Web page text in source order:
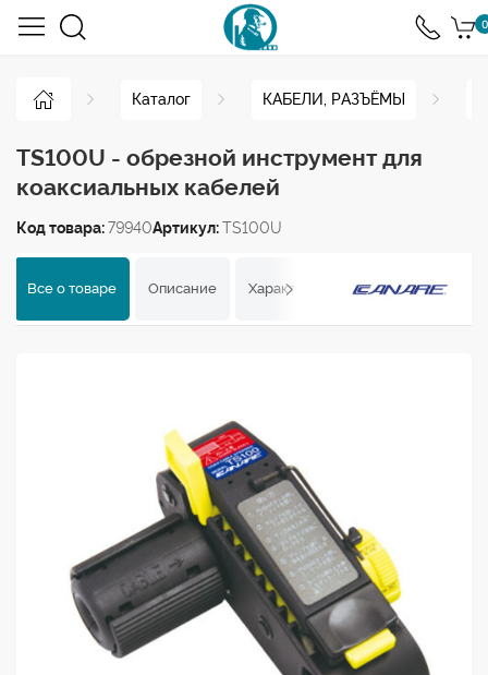
0
Каталог КАБЕЛИ, РАЗЪЁМЫ
TS100U - обрезной инструмент для
коаксиальных кабелей
Код товара:79940Артикул:TS100U
Все о товаре Описание Характеристики Отзывы